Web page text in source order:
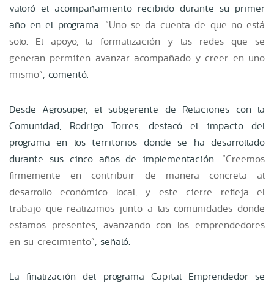
valoró el acompañamiento recibido durante su primer
año en el programa. “Uno se da cuenta de que no está
solo. El apoyo, la formalización y las redes que se
generan permiten avanzar acompañado y creer en uno
mismo”, comentó.
Desde Agrosuper, el subgerente de Relaciones con la
Comunidad, Rodrigo Torres, destacó el impacto del
programa en los territorios donde se ha desarrollado
durante sus cinco años de implementación. “Creemos
firmemente en contribuir de manera concreta al
desarrollo económico local, y este cierre refleja el
trabajo que realizamos junto a las comunidades donde
estamos presentes, avanzando con los emprendedores
en su crecimiento”, señaló.
La finalización del programa Capital Emprendedor se